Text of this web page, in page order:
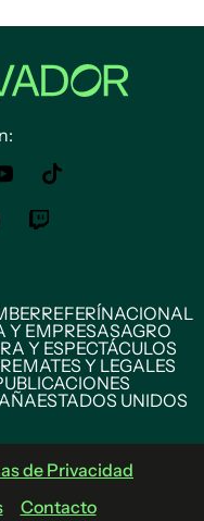
REFERÍNACIONAL
Y EMPRESASAGRO
Y ESPECTÁCULOS
REMATES Y LEGALES
ESTADOS UNIDOS
de Privacidad
Contacto